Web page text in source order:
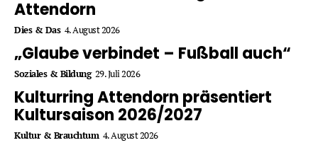
Attendorn
Dies & Das 4. August 2026
„Glaube verbindet – Fußball auch“
Soziales & Bildung 29. Juli 2026
Kulturring Attendorn präsentiert
Kultursaison 2026/2027
Kultur & Brauchtum 4. August 2026